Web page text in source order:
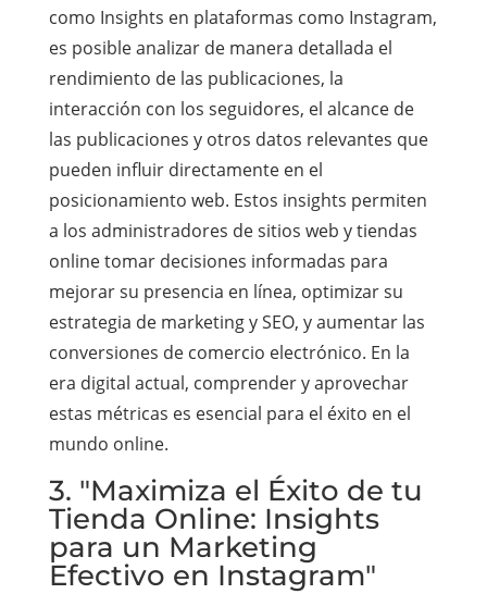
como Insights en plataformas como Instagram,
es posible analizar de manera detallada el
rendimiento de las publicaciones, la
interacción con los seguidores, el alcance de
las publicaciones y otros datos relevantes que
pueden influir directamente en el
posicionamiento web. Estos insights permiten
a los administradores de sitios web y tiendas
online tomar decisiones informadas para
mejorar su presencia en línea, optimizar su
estrategia de marketing y SEO, y aumentar las
conversiones de comercio electrónico. En la
era digital actual, comprender y aprovechar
estas métricas es esencial para el éxito en el
mundo online.
3. "Maximiza el Éxito de tu
Tienda Online: Insights
para un Marketing
Efectivo en Instagram"